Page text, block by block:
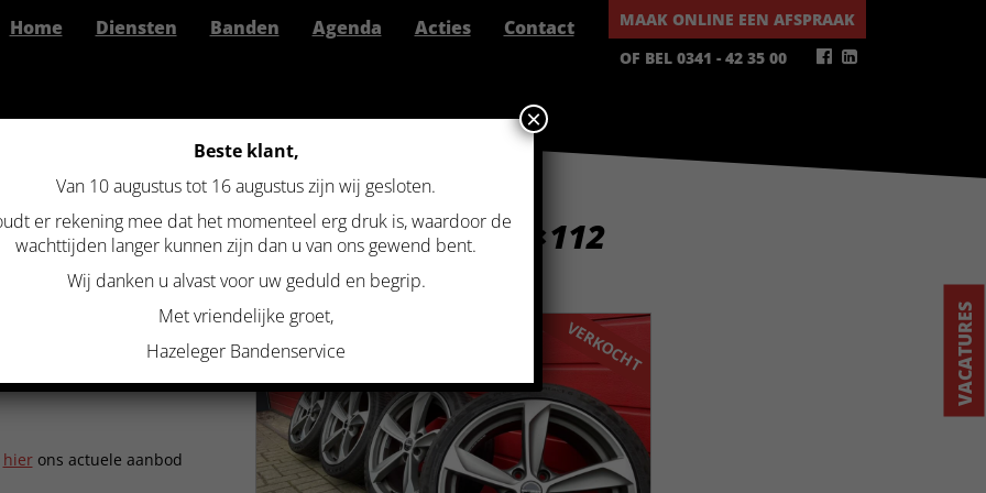
VACATURES
Home Diensten Banden Agenda Acties Contact
MAAK ONLINE EEN AFSPRAAK
OF BEL 0341 - 42 35 00
Gebruikte set Borbet S velgen 18 inch 5×112 zomer
SET BORBET S VELGEN 18 INCH 5×112
hierons actuele aanbod
VERKOCHT
VERKOCHT
Beste klant,
Van 10 augustus tot 16 augustus zijn wij gesloten.
er rekening mee dat het momenteel erg druk is, waardoor de
wachttijden langer kunnen zijn dan u van ons gewend bent.
Wij danken u alvast voor uw geduld en begrip.
Met vriendelijke groet,
Hazeleger Bandenservice
×